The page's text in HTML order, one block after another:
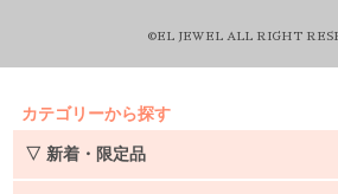
©EL JEWEL ALL RIGHT
カテゴリーから探す
▽ 新着・限定品